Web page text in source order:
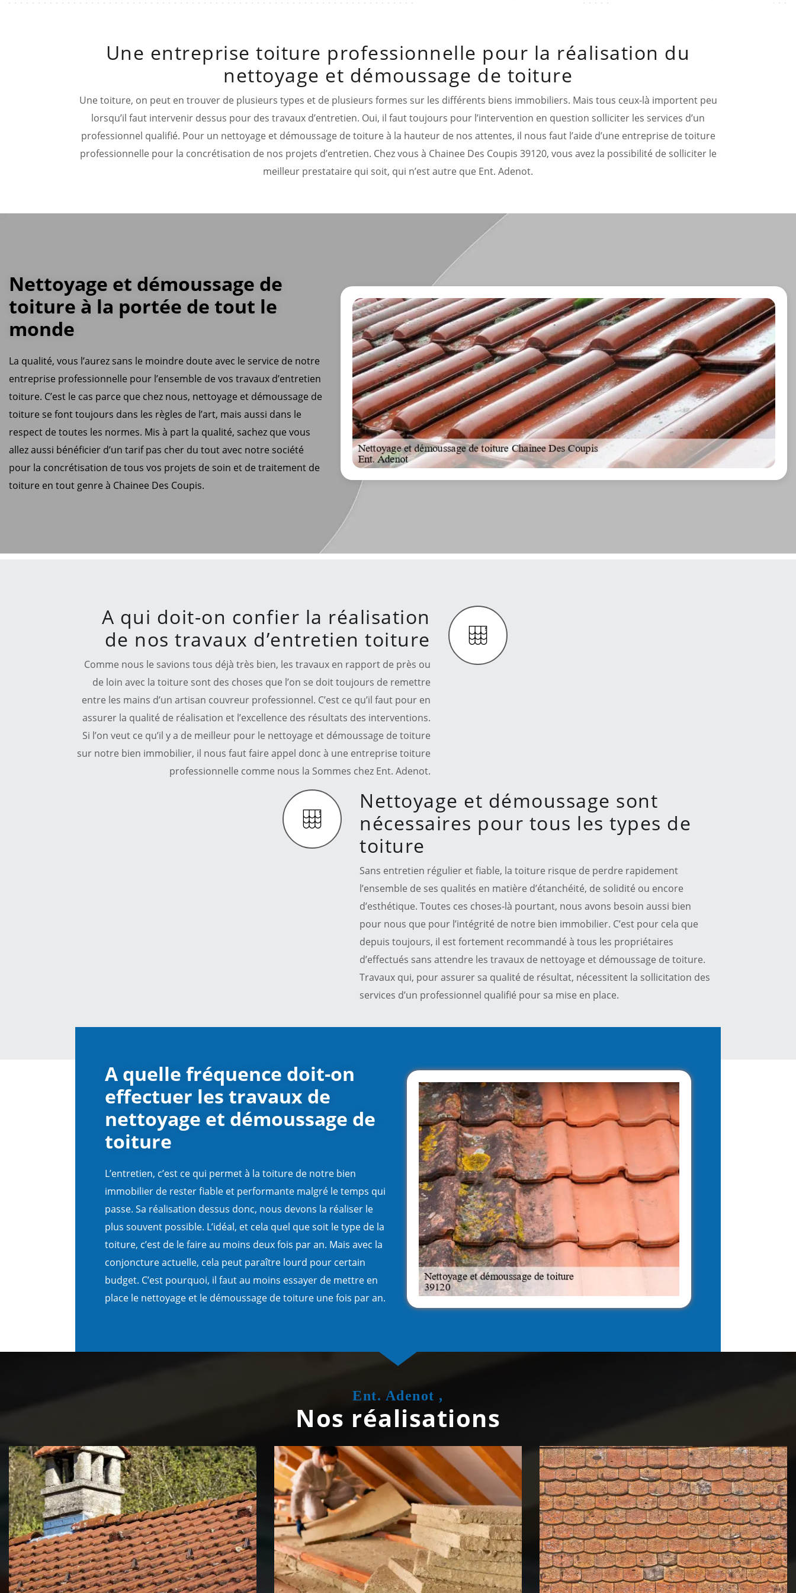
Une entreprise toiture professionnelle pour la réalisation du
nettoyage et démoussage de toiture
Une toiture, on peut en trouver de plusieurs types et de plusieurs formes sur les différents biens immobiliers. Mais tous ceux-là importent peu
lorsqu’il faut intervenir dessus pour des travaux d’entretien. Oui, il faut toujours pour l’intervention en question solliciter les services d’un
professionnel qualifié. Pour un nettoyage et démoussage de toiture à la hauteur de nos attentes, il nous faut l’aide d’une entreprise de toiture
professionnelle pour la concrétisation de nos projets d’entretien. Chez vous à Chainee Des Coupis 39120, vous avez la possibilité de solliciter le
meilleur prestataire qui soit, qui n’est autre que Ent. Adenot.
Nettoyage et démoussage de
toiture à la portée de tout le
monde
La qualité, vous l’aurez sans le moindre doute avec le service de notre
entreprise professionnelle pour l’ensemble de vos travaux d’entretien
toiture. C’est le cas parce que chez nous, nettoyage et démoussage de
toiture se font toujours dans les règles de l’art, mais aussi dans le
respect de toutes les normes. Mis à part la qualité, sachez que vous
allez aussi bénéficier d’un tarif pas cher du tout avec notre société
pour la concrétisation de tous vos projets de soin et de traitement de
toiture en tout genre à Chainee Des Coupis.
A qui doit-on confier la réalisation
de nos travaux d’entretien toiture
Comme nous le savions tous déjà très bien, les travaux en rapport de près ou
de loin avec la toiture sont des choses que l’on se doit toujours de remettre
entre les mains d’un artisan couvreur professionnel. C’est ce qu’il faut pour en
assurer la qualité de réalisation et l’excellence des résultats des interventions.
Si l’on veut ce qu’il y a de meilleur pour le nettoyage et démoussage de toiture
sur notre bien immobilier, il nous faut faire appel donc à une entreprise toiture
professionnelle comme nous la Sommes chez Ent. Adenot.
Nettoyage et démoussage sont
nécessaires pour tous les types de
toiture
Sans entretien régulier et fiable, la toiture risque de perdre rapidement
l’ensemble de ses qualités en matière d’étanchéité, de solidité ou encore
d’esthétique. Toutes ces choses-là pourtant, nous avons besoin aussi bien
pour nous que pour l’intégrité de notre bien immobilier. C’est pour cela que
depuis toujours, il est fortement recommandé à tous les propriétaires
d’effectués sans attendre les travaux de nettoyage et démoussage de toiture.
Travaux qui, pour assurer sa qualité de résultat, nécessitent la sollicitation des
services d’un professionnel qualifié pour sa mise en place.
A quelle fréquence doit-on
effectuer les travaux de
nettoyage et démoussage de
toiture
L’entretien, c’est ce qui permet à la toiture de notre bien
immobilier de rester fiable et performante malgré le temps qui
passe. Sa réalisation dessus donc, nous devons la réaliser le
plus souvent possible. L’idéal, et cela quel que soit le type de la
toiture, c’est de le faire au moins deux fois par an. Mais avec la
conjoncture actuelle, cela peut paraître lourd pour certain
budget. C’est pourquoi, il faut au moins essayer de mettre en
place le nettoyage et le démoussage de toiture une fois par an.
Ent. Adenot ,
Nos réalisations
Couvreur zingueur 39 Jura Isolation de toiture 39 Jura
Nettoyage et démoussage de
toiture 39 Jura